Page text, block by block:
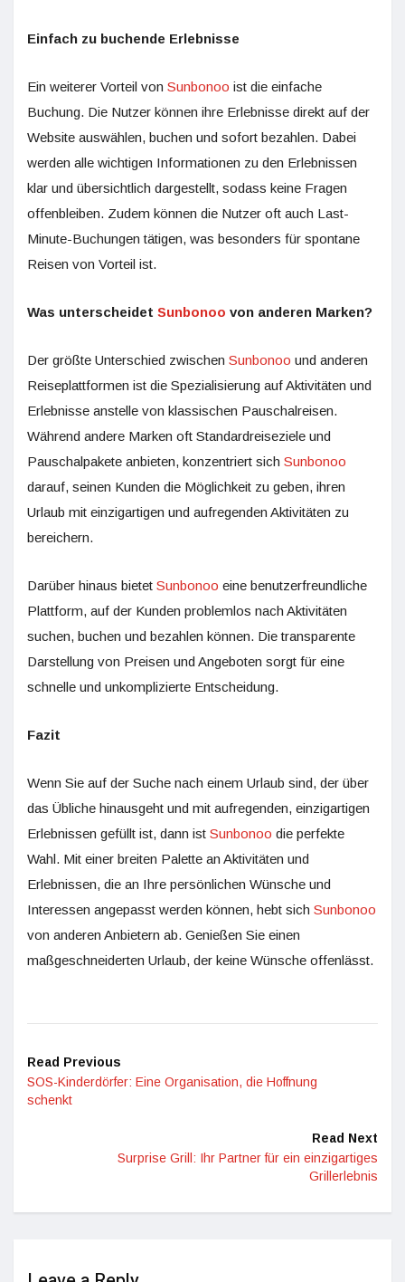
Einfach zu buchende Erlebnisse
Ein weiterer Vorteil von Sunbonoo ist die einfache
Buchung. Die Nutzer können ihre Erlebnisse direkt auf der
Website auswählen, buchen und sofort bezahlen. Dabei
werden alle wichtigen Informationen zu den Erlebnissen
klar und übersichtlich dargestellt, sodass keine Fragen
offenbleiben. Zudem können die Nutzer oft auch Last-
Minute-Buchungen tätigen, was besonders für spontane
Reisen von Vorteil ist.
Was unterscheidet Sunbonoo von anderen Marken?
Der größte Unterschied zwischen Sunbonoo und anderen
Reiseplattformen ist die Spezialisierung auf Aktivitäten und
Erlebnisse anstelle von klassischen Pauschalreisen.
Während andere Marken oft Standardreiseziele und
Pauschalpakete anbieten, konzentriert sich Sunbonoo
darauf, seinen Kunden die Möglichkeit zu geben, ihren
Urlaub mit einzigartigen und aufregenden Aktivitäten zu
bereichern.
Darüber hinaus bietet Sunbonoo eine benutzerfreundliche
Plattform, auf der Kunden problemlos nach Aktivitäten
suchen, buchen und bezahlen können. Die transparente
Darstellung von Preisen und Angeboten sorgt für eine
schnelle und unkomplizierte Entscheidung.
Fazit
Wenn Sie auf der Suche nach einem Urlaub sind, der über
das Übliche hinausgeht und mit aufregenden, einzigartigen
Erlebnissen gefüllt ist, dann ist Sunbonoo die perfekte
Wahl. Mit einer breiten Palette an Aktivitäten und
Erlebnissen, die an Ihre persönlichen Wünsche und
Interessen angepasst werden können, hebt sich Sunbonoo
von anderen Anbietern ab. Genießen Sie einen
maßgeschneiderten Urlaub, der keine Wünsche offenlässt.
Read Previous
SOS-Kinderdörfer: Eine Organisation, die Hoffnung
schenkt
Read Next
Surprise Grill: Ihr Partner für ein einzigartiges
Grillerlebnis